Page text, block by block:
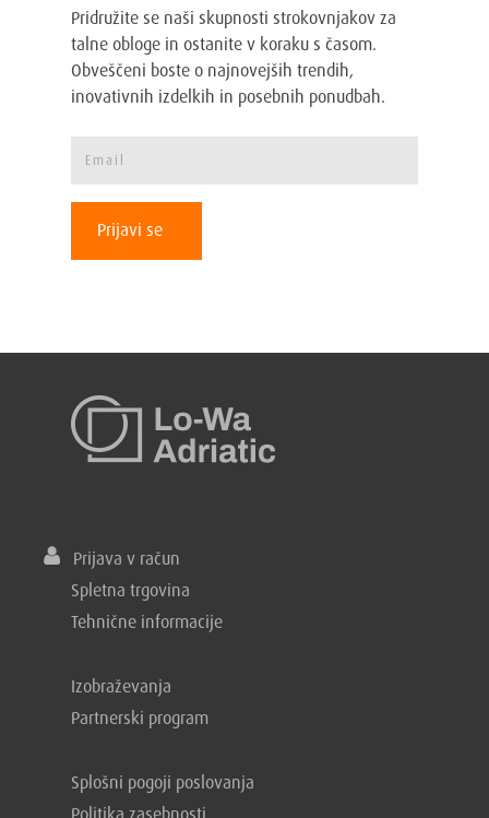
Pridružite se naši skupnosti strokovnjakov za
talne obloge in ostanite v koraku s časom.
Obveščeni boste o najnovejših trendih,
inovativnih izdelkih in posebnih ponudbah.
Prijavi se
Prijava v račun
Spletna trgovina
Tehnične informacije
Izobraževanja
Partnerski program
Splošni pogoji poslovanja
Politika zasebnosti